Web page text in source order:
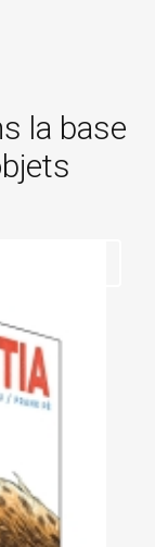
la base